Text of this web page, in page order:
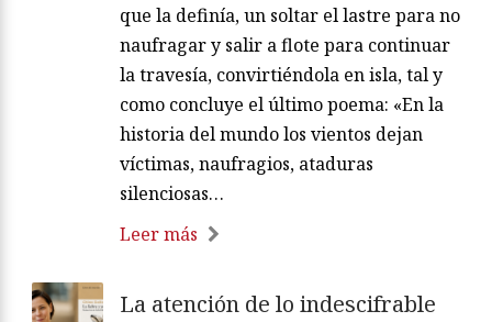
que la definía, un soltar el lastre para no
naufragar y salir a flote para continuar
la travesía, convirtiéndola en isla, tal y
como concluye el último poema: «En la
historia del mundo los vientos dejan
víctimas, naufragios, ataduras
silenciosas…
Leer más
La atención de lo indescifrable